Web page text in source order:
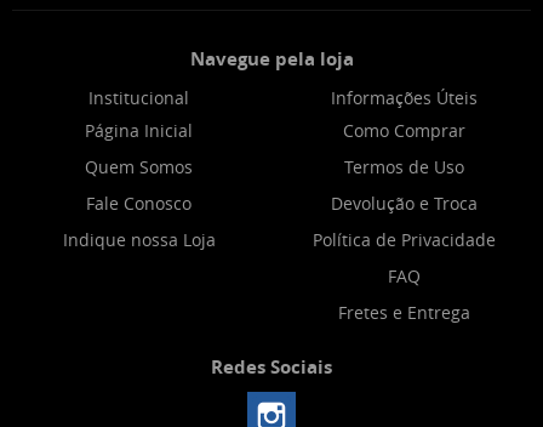
Navegue pela loja
Institucional
Página Inicial
Quem Somos
Fale Conosco
Indique nossa Loja
Informações Úteis
Como Comprar
Termos de Uso
Devolução e Troca
Política de Privacidade
FAQ
Fretes e Entrega
Redes Sociais